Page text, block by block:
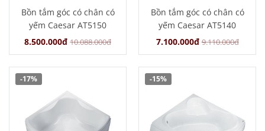
Bồn tắm góc có chân có
yếm Caesar AT5150
8.500.000đ 10.088.000đ
Bồn tắm góc có chân có
yếm Caesar AT5140
7.100.000đ 9.110.000đ
-17% -15%